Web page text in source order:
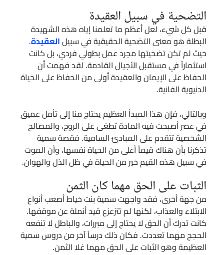
التضحية في سبيل العقيدة
قبل كل شيء، لعل أعظم ما تعلمنا إياه هذه الشهيدة
البطلة هو معنى التضحية الحقيقية في سبيلالعقيدة.
حيث لم تكن تضحيتها مجرد عمل بطولي فردي، بل كانت
استثماراً في مستقبل الأجيال القادمة. لقد فهمت أن
الحفاظ على الإيمان والعقيدة أولى من الحفاظ على الحياة
الدنيوية الفانية.
وبالتالي، فإن هذا المبدأ العظيم يحتاج منا إلى تأمل عميق
في عصر أصبحت فيه المادة تطغى على الروح، والمصالح
الشخصية تتقدم على المبادئ السامية. فقصة سمية
تذكرنا بأن هناك قيماً أعلى من الحياة نفسها، وأن الموت
في سبيل هذه القيم خير من الحياة في ظل الذل والهوان.
الثبات على الحق مهما كان الثمن
من جهة أخرى، فقد واجهت سمية بنت خياط أصعب أنواع
الابتلاء والعذاب، لكنها لم تتزعزع قيد أنملة عن موقفها.
كانت تدرك أن الحق لا يحتاج إلى مبررات، والباطل لا تنفعه
الحجج مهما تعددت. فكان ذلك درساً آخر من دروس سمية
العظيمة وهو الثبات على الحق مهما غلا الثمن.